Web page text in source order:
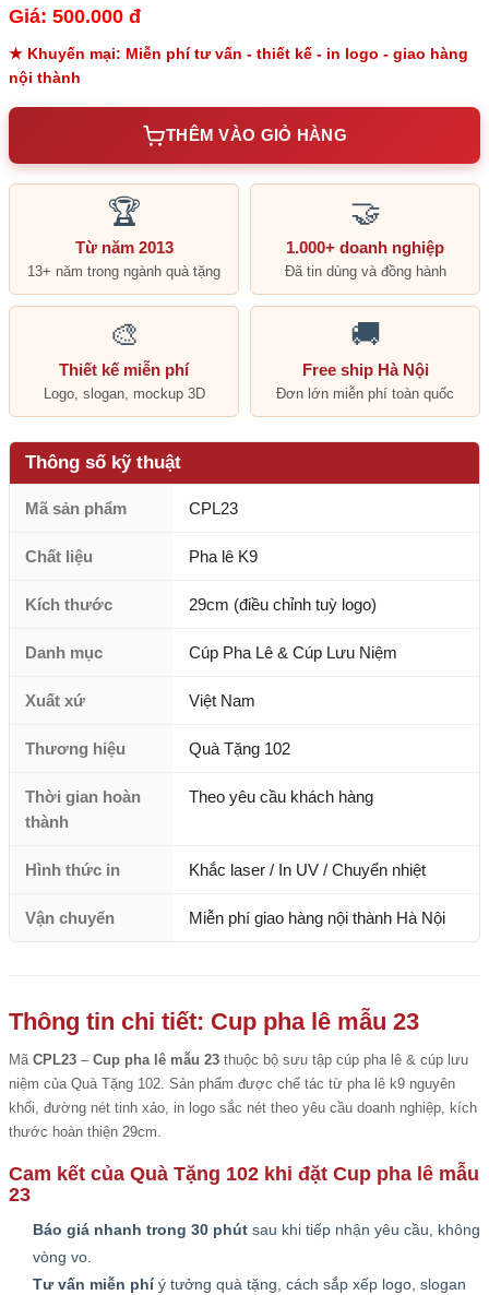
Giá: 500.000 đ
★ Khuyến mại: Miễn phí tư vấn - thiết kế - in logo - giao hàng
nội thành
THÊM VÀO GIỎ HÀNG
🏆
Từ năm 2013
13+ năm trong ngành quà tặng
🤝
1.000+ doanh nghiệp
Đã tin dùng và đồng hành
🎨
Thiết kế miễn phí
Logo, slogan, mockup 3D
🚚
Free ship Hà Nội
Đơn lớn miễn phí toàn quốc
Thông số kỹ thuật
Mã sản phẩm CPL23
Chất liệu Pha lê K9
Kích thước 29cm (điều chỉnh tuỳ logo)
Danh mục Cúp Pha Lê & Cúp Lưu Niệm
Xuất xứ Việt Nam
Thương hiệu Quà Tặng 102
Thời gian hoàn
thành
Theo yêu cầu khách hàng
Hình thức in Khắc laser / In UV / Chuyển nhiệt
Vận chuyển Miễn phí giao hàng nội thành Hà Nội
Thông tin chi tiết: Cup pha lê mẫu 23
Mã CPL23 – Cup pha lê mẫu 23 thuộc bộ sưu tập cúp pha lê & cúp lưu
niệm của Quà Tặng 102. Sản phẩm được chế tác từ pha lê k9 nguyên
khối, đường nét tinh xảo, in logo sắc nét theo yêu cầu doanh nghiệp, kích
thước hoàn thiện 29cm.
Cam kết của Quà Tặng 102 khi đặt Cup pha lê mẫu
23
Báo giá nhanh trong 30 phút sau khi tiếp nhận yêu cầu, không
vòng vo.
Tư vấn miễn phíý tưởng quà tặng, cách sắp xếp logo, slogan